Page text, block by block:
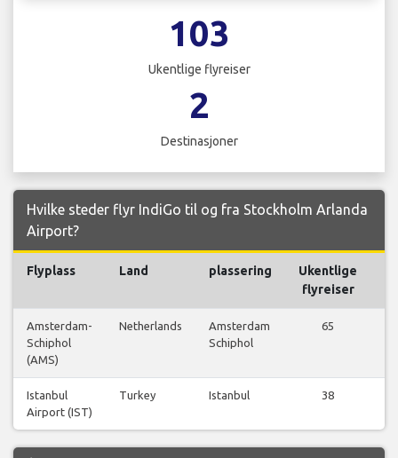
103
Ukentlige flyreiser
2
Destinasjoner
Hvilke steder flyr IndiGo til og fra Stockholm Arlanda
Airport?
Flyplass Land plassering
Ukentlige
flyreiser
Amsterdam-
Schiphol
(AMS)
Netherlands
Amsterdam
Schiphol
65
Istanbul
Airport (IST)
Turkey Istanbul
38